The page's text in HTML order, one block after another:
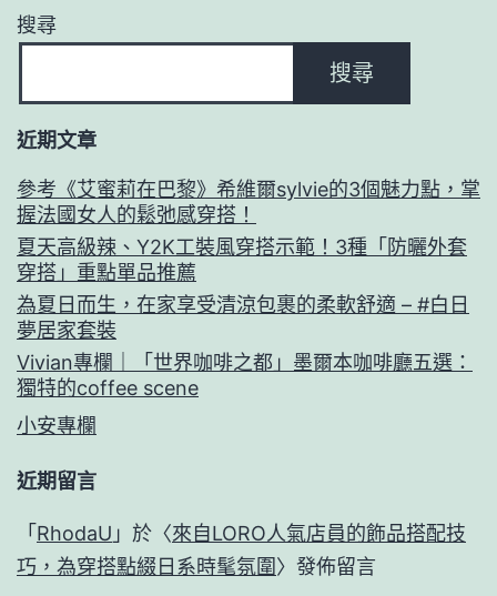
搜尋
搜尋
近期文章
參考《艾蜜莉在巴黎》希維爾sylvie的3個魅力點，掌
握法國女人的鬆弛感穿搭！
夏天高級辣、Y2K工裝風穿搭示範！3種「防曬外套
穿搭」重點單品推薦
為夏日而生，在家享受清涼包裹的柔軟舒適 – #白日
夢居家套裝
Vivian專欄｜「世界咖啡之都」墨爾本咖啡廳五選：
獨特的coffee scene
小安專欄
近期留言
「 RhodaU 」於〈來自LORO人氣店員的飾品搭配技
巧，為穿搭點綴日系時髦氛圍〉發佈留言